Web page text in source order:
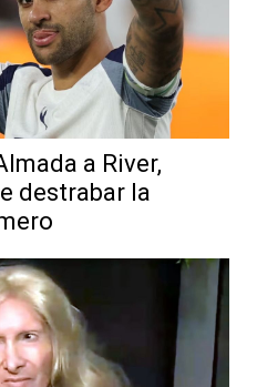
a River,
destrabar la